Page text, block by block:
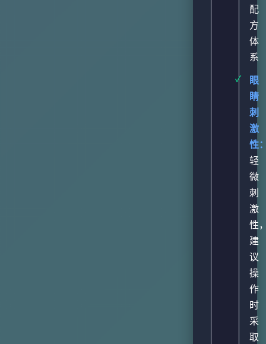
配
方
体
系
眼
睛
刺
激
性
轻
微
刺
激
性
建
议
操
作
时
采
取